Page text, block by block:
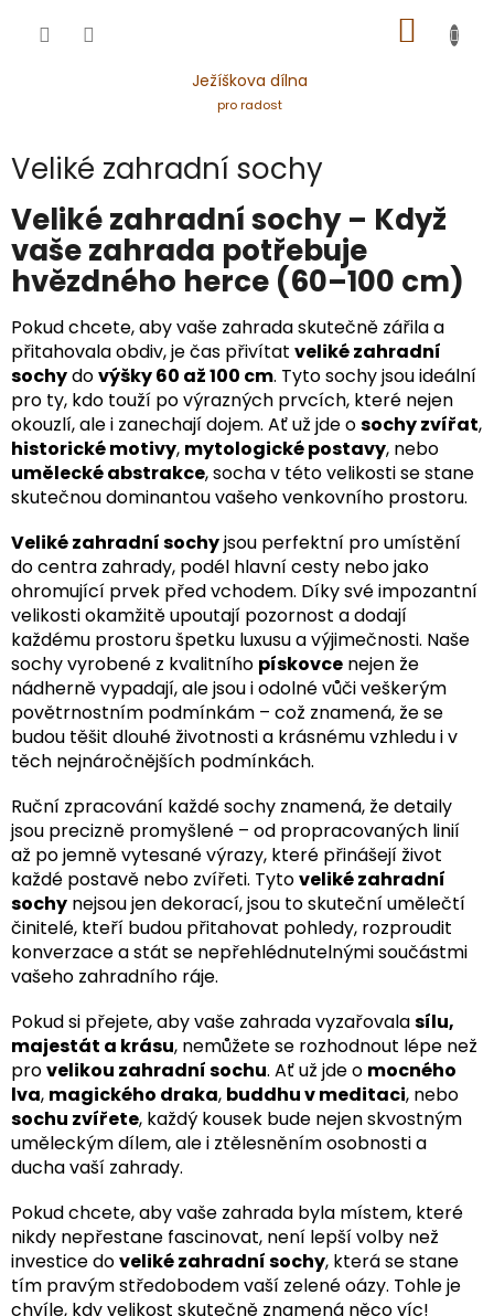
Ježíškova dílna
pro radost
KOŠÍK
Veliké zahradní sochy
Veliké zahradní sochy – Když
vaše zahrada potřebuje
hvězdného herce (60–100 cm)
Pokud chcete, aby vaše zahrada skutečně zářila a
přitahovala obdiv, je čas přivítat veliké zahradní
sochydovýšky 60 až 100 cm. Tyto sochy jsou ideální
pro ty, kdo touží po výrazných prvcích, které nejen
okouzlí, ale i zanechají dojem. Ať už jde osochy zvířat,
historické motivy, mytologické postavy, nebo
umělecké abstrakce, socha v této velikosti se stane
skutečnou dominantou vašeho venkovního prostoru.
Veliké zahradní sochyjsou perfektní pro umístění
do centra zahrady, podél hlavní cesty nebo jako
ohromující prvek před vchodem. Díky své impozantní
velikosti okamžitě upoutají pozornost a dodají
každému prostoru špetku luxusu a výjimečnosti. Naše
sochy vyrobené z kvalitního pískovce nejen že
nádherně vypadají, ale jsou i odolné vůči veškerým
povětrnostním podmínkám – což znamená, že se
budou těšit dlouhé životnosti a krásnému vzhledu i v
těch nejnáročnějších podmínkách.
Ruční zpracování každé sochy znamená, že detaily
jsou precizně promyšlené – od propracovaných linií
až po jemně vytesané výrazy, které přinášejí život
každé postavě nebo zvířeti. Tytoveliké zahradní
sochy nejsou jen dekorací, jsou to skuteční umělečtí
činitelé, kteří budou přitahovat pohledy, rozproudit
konverzace a stát se nepřehlédnutelnými součástmi
vašeho zahradního ráje.
Pokud si přejete, aby vaše zahrada vyzařovalasílu,
majestát a krásu, nemůžete se rozhodnout lépe než
provelikou zahradní sochu. Ať už jde o mocného
lva, magického draka, buddhu v meditaci, nebo
sochu zvířete, každý kousek bude nejen skvostným
uměleckým dílem, ale i ztělesněním osobnosti a
ducha vaší zahrady.
Pokud chcete, aby vaše zahrada byla místem, které
nikdy nepřestane fascinovat, není lepší volby než
investice doveliké zahradní sochy, která se stane
tím pravým středobodem vaší zelené oázy. Tohle je
chvíle, kdy velikost skutečně znamená něco víc!